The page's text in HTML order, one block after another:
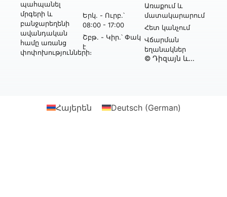
պահպանել
մրգերի և
բանջարեղենի
ավանդական
համը առանց
փոփոխությունների։
Երկ․ - Ուրբ․՝
08:00 - 17:00
Շբթ․ - Կիր․՝ Փակ
է
Առաքում և
մատակարարում
Հետ կանչում
Վճարման
եղանակներ
© Դիզայն և
Հայերեն Deutsch(German)